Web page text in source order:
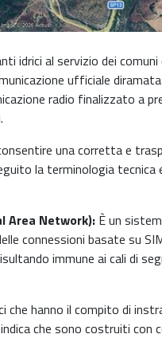
idrici al servizio dei comuni
ufficiale
radio finalizzato a
una corretta e
la terminologia tecnica
Area Network): È un
connessioni basate su
immune ai cali di
che hanno il compito di
che sono costruiti con